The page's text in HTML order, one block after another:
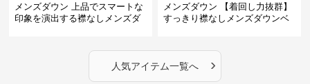
メンズダウン 上品でスマートな
印象を演出する襟なしメンズダ
メンズダウン 【着回し力抜群】
すっきり襟なしメンズダウンベ
人気アイテム一覧へ ›